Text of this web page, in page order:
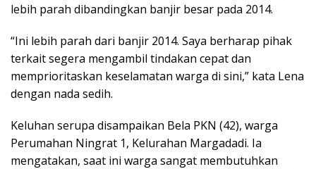
lebih parah dibandingkan banjir besar pada 2014.
“Ini lebih parah dari banjir 2014. Saya berharap pihak
terkait segera mengambil tindakan cepat dan
memprioritaskan keselamatan warga di sini,” kata Lena
dengan nada sedih.
Keluhan serupa disampaikan Bela PKN (42), warga
Perumahan Ningrat 1, Kelurahan Margadadi. Ia
mengatakan, saat ini warga sangat membutuhkan